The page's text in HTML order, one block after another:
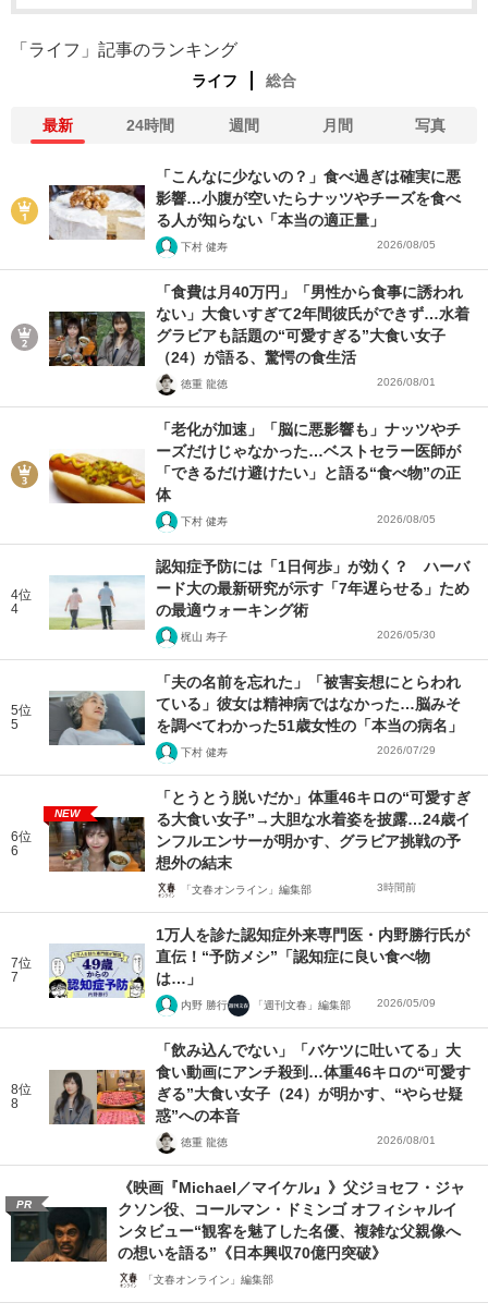
「ライフ」記事のランキング
ライフ 総合
最新 24時間 週間 月間 写真
「こんなに少ないの？」食べ過ぎは確実に悪
影響…小腹が空いたらナッツやチーズを食べ
る人が知らない「本当の適正量」
下村 健寿 2026/08/05
「食費は月40万円」「男性から食事に誘われ
ない」大食いすぎて2年間彼氏ができず…水着
グラビアも話題の“可愛すぎる”大食い女子
（24）が語る、驚愕の食生活
徳重 龍徳 2026/08/01
「老化が加速」「脳に悪影響も」ナッツやチ
ーズだけじゃなかった…ベストセラー医師が
「できるだけ避けたい」と語る“食べ物”の正
体
下村 健寿 2026/08/05
4位
4
認知症予防には「1日何歩」が効く？ ハーバ
ード大の最新研究が示す「7年遅らせる」ため
の最適ウォーキング術
梶山 寿子 2026/05/30
5位
5
「夫の名前を忘れた」「被害妄想にとらわれ
ている」彼女は精神病ではなかった…脳みそ
を調べてわかった51歳女性の「本当の病名」
下村 健寿 2026/07/29
6位
6
NEW
「とうとう脱いだか」体重46キロの“可愛すぎ
る大食い女子”→大胆な水着姿を披露…24歳イ
ンフルエンサーが明かす、グラビア挑戦の予
想外の結末
「文春オンライン」編集部 3時間前
7位
7
1万人を診た認知症外来専門医・内野勝行氏が
直伝！“予防メシ”「認知症に良い食べ物
は…」
内野 勝行 「週刊文春」編集部 2026/05/09
8位
8
「飲み込んでない」「バケツに吐いてる」大
食い動画にアンチ殺到…体重46キロの“可愛す
ぎる”大食い女子（24）が明かす、“やらせ疑
惑”への本音
徳重 龍徳 2026/08/01
PR
《映画『Michael／マイケル』》父ジョセフ・ジャ
クソン役、コールマン・ドミンゴ オフィシャルイ
ンタビュー“観客を魅了した名優、複雑な父親像へ
の想いを語る”《日本興収70億円突破》
「文春オンライン」編集部